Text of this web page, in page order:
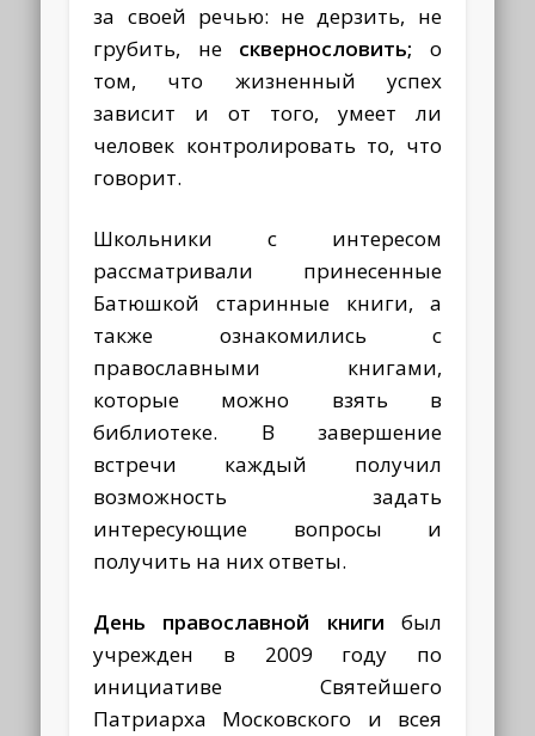
за своей речью: не дерзить, не
грубить, не сквернословить; о
том, что жизненный успех
зависит и от того, умеет ли
человек контролировать то, что
говорит.
Школьники с интересом
рассматривали принесенные
Батюшкой старинные книги, а
также ознакомились с
православными книгами,
которые можно взять в
библиотеке. В завершение
встречи каждый получил
возможность задать
интересующие вопросы и
получить на них ответы.
День православной книги был
учрежден в 2009 году по
инициативе Святейшего
Патриарха Московского и всея